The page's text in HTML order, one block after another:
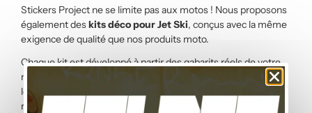
Stickers Project ne se limite pas aux motos ! Nous proposons
également deskits déco pour Jet Ski, conçus avec la même
exigence de qualité que nos produits moto.
Chaque kit est développé à partir des gabarits réels de votre
modèle de Jet Ski pour un
ajustement précis
sur la coque et
les flancs. Fabriqués en vinyle polymère laminé, nos kits
résistent à l’eau salée, aux UV intenses et aux frottements